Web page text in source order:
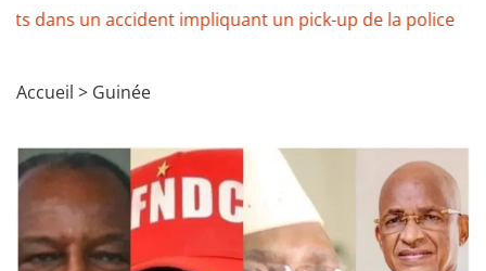
un accident impliquant un pick-up de la police
Accueil > Guinée